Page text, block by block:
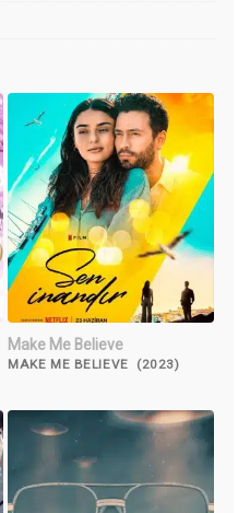
Make Me Believe
MAKE ME BELIEVE (2023)